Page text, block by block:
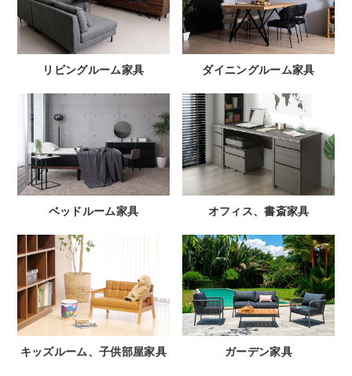
リビングルーム家具 ダイニングルーム家具
ベッドルーム家具 オフィス、書斎家具
キッズルーム、子供部屋家具 ガーデン家具